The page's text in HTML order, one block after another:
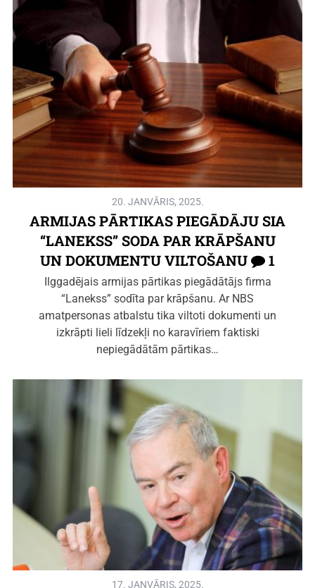
20. JANVĀRIS, 2025.
ARMIJAS PĀRTIKAS PIEGĀDĀJU SIA
“LANEKSS” SODA PAR KRĀPŠANU
UN DOKUMENTU VILTOŠANU
1
Ilggadējais armijas pārtikas piegādātājs firma
“Lanekss” sodīta par krāpšanu. Ar NBS
amatpersonas atbalstu tika viltoti dokumenti un
izkrāpti lieli līdzekļi no karavīriem faktiski
nepiegādātām pārtikas…
17. JANVĀRIS, 2025.